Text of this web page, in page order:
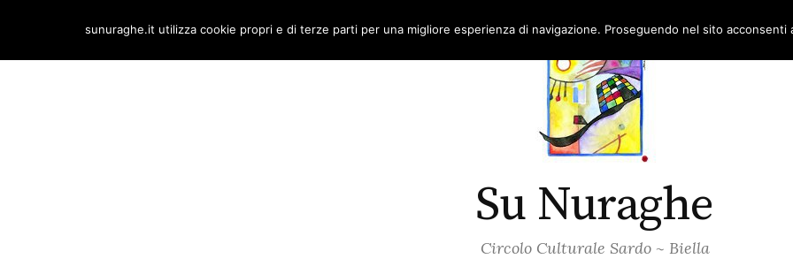
content
Su Nuraghe
Circolo Culturale Sardo ~ Biella
sunuraghe.it utilizza cookie propri e di terze parti per una migliore esperienza di navigazione. Proseguendo nel sito acconsenti